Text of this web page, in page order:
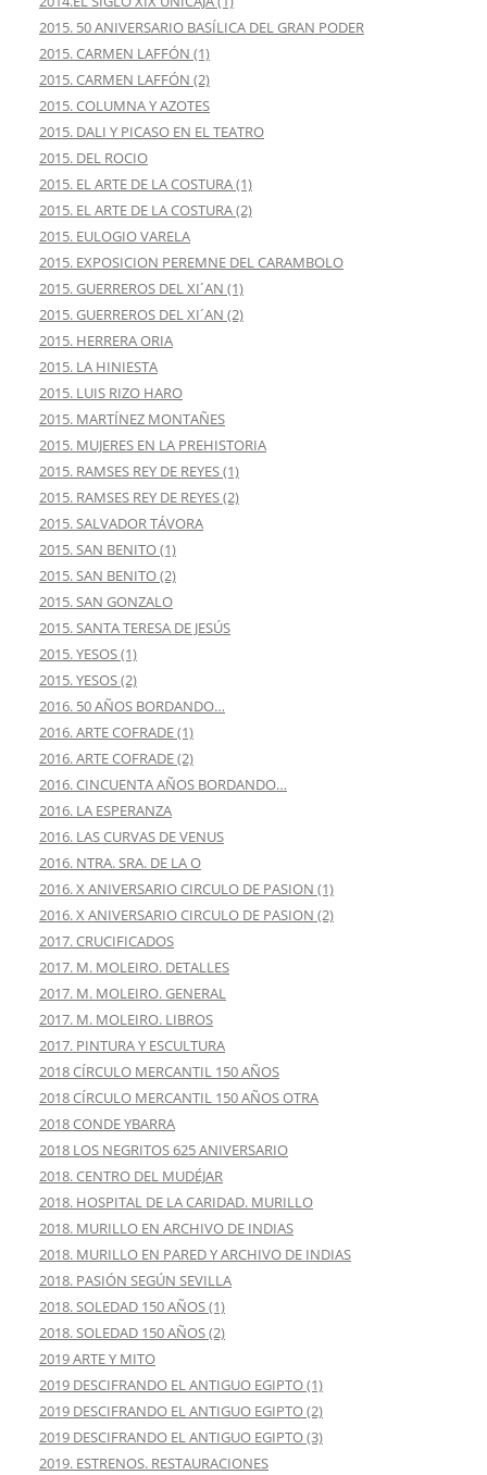
2015. 50 ANIVERSARIO BASÍLICA DEL GRAN PODER
2015. CARMEN LAFFÓN (1)
2015. CARMEN LAFFÓN (2)
2015. COLUMNA Y AZOTES
2015. DALI Y PICASO EN EL TEATRO
2015. DEL ROCIO
2015. EL ARTE DE LA COSTURA (1)
2015. EL ARTE DE LA COSTURA (2)
2015. EULOGIO VARELA
2015. EXPOSICION PEREMNE DEL CARAMBOLO
2015. GUERREROS DEL XI´AN (1)
2015. GUERREROS DEL XI´AN (2)
2015. HERRERA ORIA
2015. LA HINIESTA
2015. LUIS RIZO HARO
2015. MARTÍNEZ MONTAÑES
2015. MUJERES EN LA PREHISTORIA
2015. RAMSES REY DE REYES (1)
2015. RAMSES REY DE REYES (2)
2015. SALVADOR TÁVORA
2015. SAN BENITO (1)
2015. SAN BENITO (2)
2015. SAN GONZALO
2015. SANTA TERESA DE JESÚS
2015. YESOS (1)
2015. YESOS (2)
2016. 50 AÑOS BORDANDO…
2016. ARTE COFRADE (1)
2016. ARTE COFRADE (2)
2016. CINCUENTA AÑOS BORDANDO…
2016. LA ESPERANZA
2016. LAS CURVAS DE VENUS
2016. NTRA. SRA. DE LA O
2016. X ANIVERSARIO CIRCULO DE PASION (1)
2016. X ANIVERSARIO CIRCULO DE PASION (2)
2017. CRUCIFICADOS
2017. M. MOLEIRO. DETALLES
2017. M. MOLEIRO. GENERAL
2017. M. MOLEIRO. LIBROS
2017. PINTURA Y ESCULTURA
2018 CÍRCULO MERCANTIL 150 AÑOS
2018 CÍRCULO MERCANTIL 150 AÑOS OTRA
2018 CONDE YBARRA
2018 LOS NEGRITOS 625 ANIVERSARIO
2018. CENTRO DEL MUDÉJAR
2018. HOSPITAL DE LA CARIDAD. MURILLO
2018. MURILLO EN ARCHIVO DE INDIAS
2018. MURILLO EN PARED Y ARCHIVO DE INDIAS
2018. PASIÓN SEGÚN SEVILLA
2018. SOLEDAD 150 AÑOS (1)
2018. SOLEDAD 150 AÑOS (2)
2019 ARTE Y MITO
2019 DESCIFRANDO EL ANTIGUO EGIPTO (1)
2019 DESCIFRANDO EL ANTIGUO EGIPTO (2)
2019 DESCIFRANDO EL ANTIGUO EGIPTO (3)
2019. ESTRENOS. RESTAURACIONES